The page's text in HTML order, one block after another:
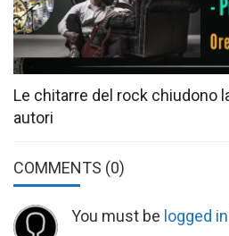
Le chitarre del rock chiudono
autori
COMMENTS (0)
You must be logged in